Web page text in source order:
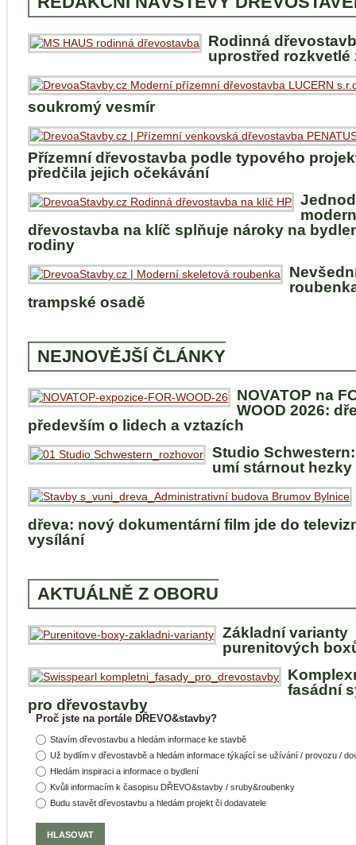
Rodinná
uprostřed rozkvetlé
soukromý vesmír
Přízemní dřevostavba podle typového
předčila jejich očekávání
dřevostavba na klíč splňuje nároky na
rodiny
trampské osadě
NEJNOVĚJŠÍ ČLÁNKY
NOVATOP na
WOOD 2026:
především o lidech a vztazích
Studio
umí stárnout hezky
dřeva: nový dokumentární film jde do
vysílání
AKTUÁLNĚ Z OBORU
Základní varianty
purenitových
fasádní
pro dřevostavby
Proč jste na portále DŘEVO&stavby?
Stavím dřevostavbu a hledám informace ke stavbě
Už bydlím v dřevostavbě a hledám informace týkající se užívání / provozu /
Hledám inspiraci a informace o bydlení
Kvůli informacím k časopisu DŘEVO&stavby / sruby&roubenky
Budu stavět dřevostavbu a hledám projekt či dodavatele